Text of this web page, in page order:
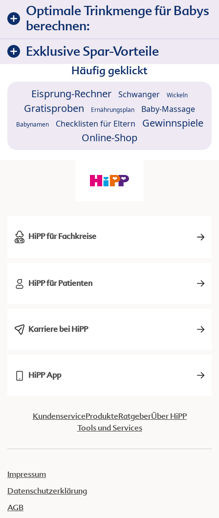
Optimale Trinkmenge für Babys
berechnen:
Exklusive Spar-Vorteile
Häufig geklickt
Eisprung-Rechner Schwanger Wickeln
Gratisproben Ernährungsplan Baby-Massage
Babynamen Checklisten für Eltern
Gewinnspiele
Online-Shop
HiPP für Fachkreise
HiPP für Patienten
Karriere bei HiPP
HiPP App
KundenserviceProdukteRatgeberÜber HiPP
Tools und Services
Impressum
Datenschutzerklärung
AGB